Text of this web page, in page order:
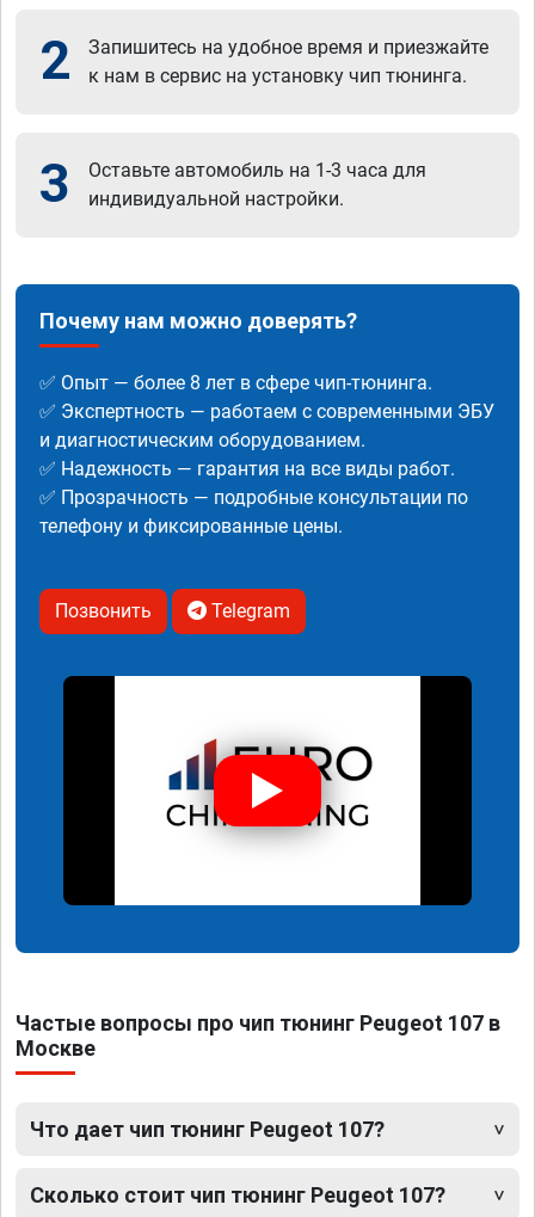
2
Запишитесь на удобное время и приезжайте
к нам в сервис на установку чип тюнинга.
3
Оставьте автомобиль на 1-3 часа для
индивидуальной настройки.
Почему нам можно доверять?
✅ Опыт — более 8 лет в сфере чип-тюнинга.
✅ Экспертность — работаем с современными ЭБУ
и диагностическим оборудованием.
✅ Надежность — гарантия на все виды работ.
✅ Прозрачность — подробные консультации по
телефону и фиксированные цены.
Позвонить Telegram
Частые вопросы про чип тюнинг Peugeot 107 в
Москве
Что дает чип тюнинг Peugeot 107?
Сколько стоит чип тюнинг Peugeot 107?